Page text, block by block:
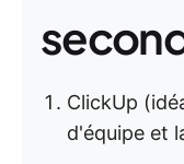
ClickUp
d'équipe et